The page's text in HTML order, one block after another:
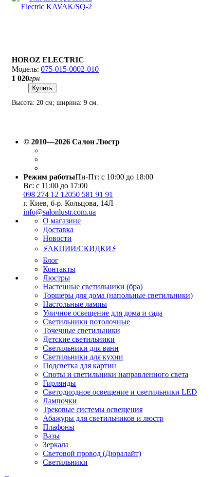
HOROZ ELECTRIC
075-015-0002-010
1 020грн
Купить
Высота: 20 см; ширина: 9 см.
© 2010—2026 Салон Люстр
Режим работыПн-Пт: с 10:00 до 18:00
Вс: с 11:00 до 17:00
098 274 12 12050 581 91 91
г. Киев, б-р. Кольцова, 14Л
info@salonlustr.com.ua
О магазине
Доставка
Новости
⚡АКЦИИ/СКИДКИ⚡
Блог
Контакты
Люстры
Настенные светильники (бра)
Торшеры для дома (напольные светильники)
Настольные лампы
Уличное освещение для дома и сада
Светильники потолочные
Точечные светильники
Детские светильники
Светильники для ванн
Светильники для кухни
Подсветка для картин
Споты и светильники направленного света
Гирлянды
Светодиодное освещение и светильники LED
Лампочки
Трековые системы освещения
Абажуры для светильников и люстр
Плафоны
Вазы
Зеркала
Световой провод (Дюралайт)
Светильники